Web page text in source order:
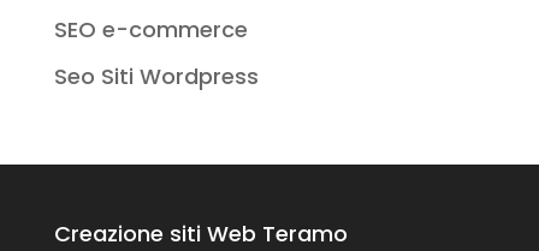
SEO e-commerce
Seo Siti Wordpress
Creazione siti Web Teramo